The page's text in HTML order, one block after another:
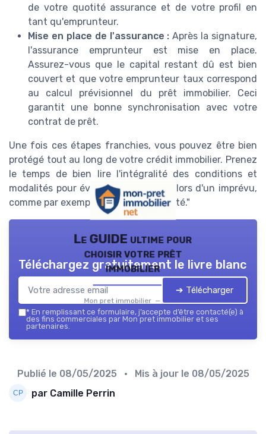
de votre quotité assurance et de votre profil en
tant qu'emprunteur.
Mise en place de l'assurance : Après la signature,
l'assurance emprunteur est mise en place.
Assurez-vous que le capital restant dû est bien
couvert et que votre emprunteur taux correspond
au calcul prévisionnel du prêt immobilier. Ceci
garantit une bonne synchronisation avec votre
contrat de prêt.
Une fois ces étapes franchies, vous pouvez être bien
protégé tout au long de votre crédit immobilier. Prenez
le temps de bien lire l'intégralité des conditions et
modalités pour éviter toute surprise lors d'un imprévu,
comme par exemple un décès invalidité."
Le GUIDE ultime pour
choisir votre prêt
immobilier
Mon pret immobilier — 2026
Téléchargez gratuitement le livre blanc
➔ Télécharger
* En remplissant ce formulaire, j’accepte d’être contacté(e) à
des fins commerciales par Mon pret immobilier et ses
partenaires.
Publié le 08/05/2025 • Mis à jour le 08/05/2025
par Camille Perrin